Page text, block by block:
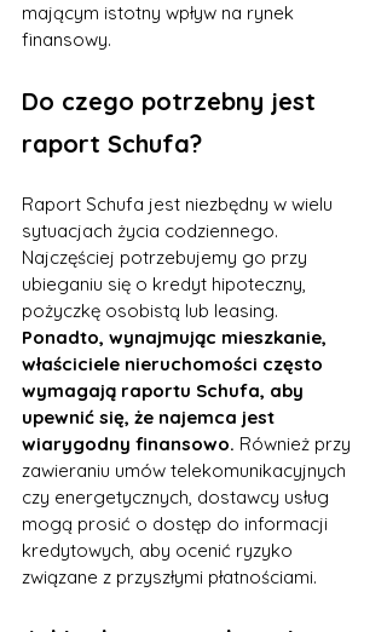
mającym istotny wpływ na rynek
finansowy.
Do czego potrzebny jest
raport Schufa?
Raport Schufa jest niezbędny w wielu
sytuacjach życia codziennego.
Najczęściej potrzebujemy go przy
ubieganiu się o kredyt hipoteczny,
pożyczkę osobistą lub leasing.
Ponadto, wynajmując mieszkanie,
właściciele nieruchomości często
wymagają raportu Schufa, aby
upewnić się, że najemca jest
wiarygodny finansowo. Również przy
zawieraniu umów telekomunikacyjnych
czy energetycznych, dostawcy usług
mogą prosić o dostęp do informacji
kredytowych, aby ocenić ryzyko
związane z przyszłymi płatnościami.